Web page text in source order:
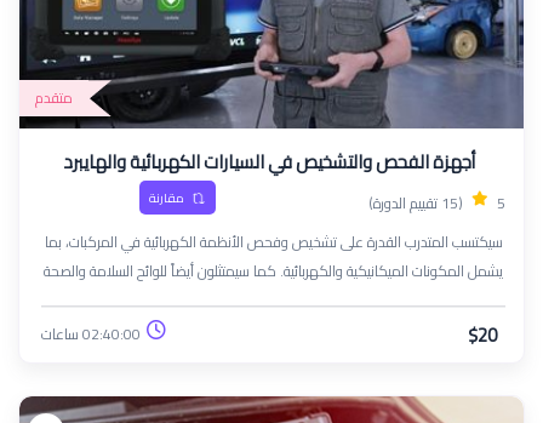
متقدم
أجهزة الفحص والتشخيص في السيارات الكهربائية والهايبرد
5 (15 تقييم الدورة) مقارنة
سيكتسب المتدرب القدرة على تشخيص وفحص الأنظمة الكهربائية في المركبات، بما
يشمل المكونات الميكانيكية والكهربائية. كما سيمتثلون أيضاً للوائح السلامة والصحة
مع إظهار الالتزام بالتحسين المستمر وتطوير مهاراتهم.
$20 02:40:00 ساعات